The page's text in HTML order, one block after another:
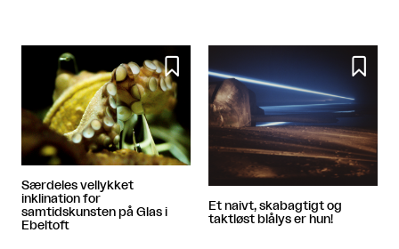

Særdeles vellykket
inklination for
samtidskunsten på Glas i
Ebeltoft

Et naivt, skabagtigt og
taktløst blålys er hun!